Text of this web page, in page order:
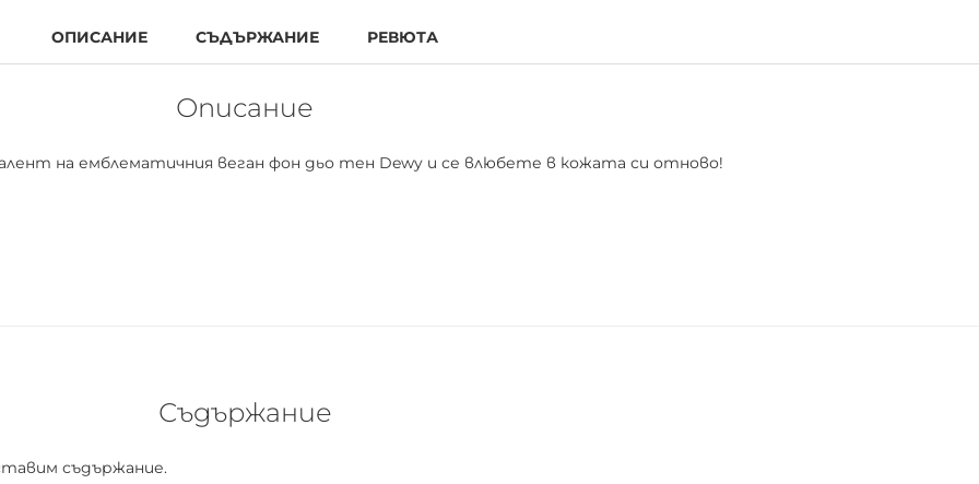
ОПИСАНИЕ СЪДЪРЖАНИЕ РЕВЮТА
Описание
на емблематичния веган фон дьо тен Dewy и се влюбете в кожата си отново!
Съдържание
съдържание.